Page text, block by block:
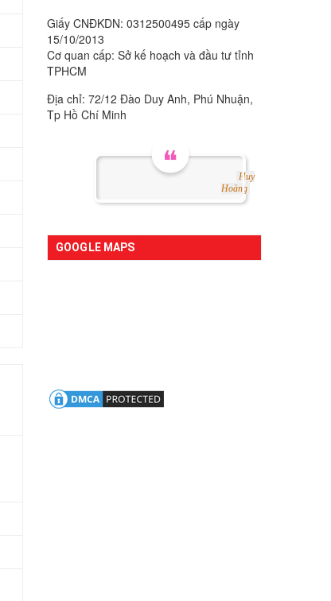
Giấy CNĐKDN: 0312500495 cấp ngày
15/10/2013
Cơ quan cấp: Sở kế hoạch và đầu tư tỉnh
TPHCM
Địa chỉ: 72/12 Đào Duy Anh, Phú Nhuận,
Tp Hồ Chí Minh
Huy
Hoàng
GOOGLE MAPS